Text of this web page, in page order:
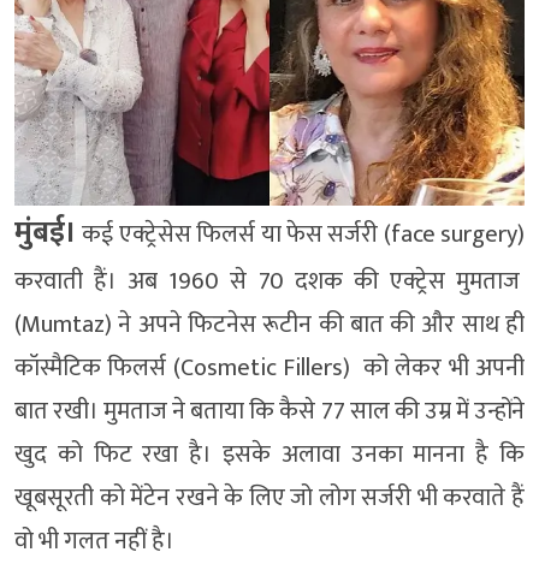
मुंबई। कई एक्ट्रेसेस फिलर्स या फेस सर्जरी (face surgery)
करवाती हैं। अब 1960 से 70 दशक की एक्ट्रेस मुमताज
(Mumtaz) ने अपने फिटनेस रूटीन की बात की और साथ ही
कॉस्मैटिक फिलर्स (Cosmetic Fillers) को लेकर भी अपनी
बात रखी। मुमताज ने बताया कि कैसे 77 साल की उम्र में उन्होंने
खुद को फिट रखा है। इसके अलावा उनका मानना है कि
खूबसूरती को मेंटेन रखने के लिए जो लोग सर्जरी भी करवाते हैं
वो भी गलत नहीं है।